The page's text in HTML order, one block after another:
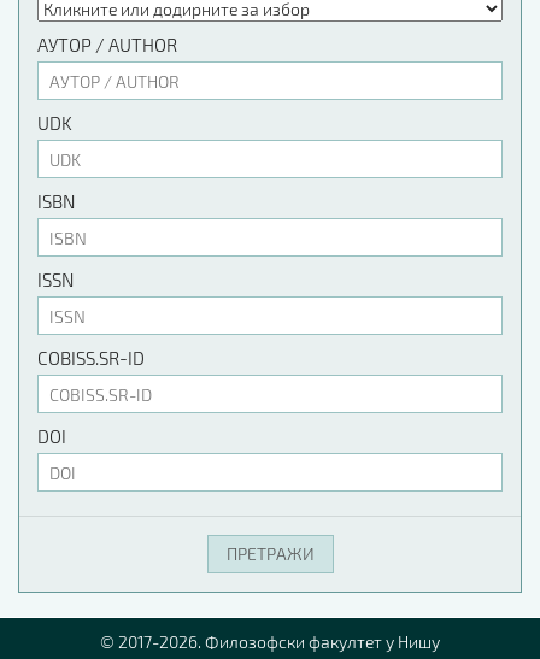
АУТОР / AUTHOR
UDK
ISBN
ISSN
COBISS.SR-ID
DOI
© 2017-2026. Филозофски факултет у Нишу